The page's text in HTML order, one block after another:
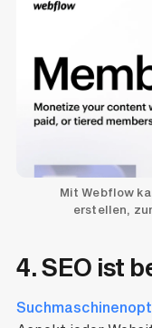
Mit Webflow
erstellen,
4. SEO ist